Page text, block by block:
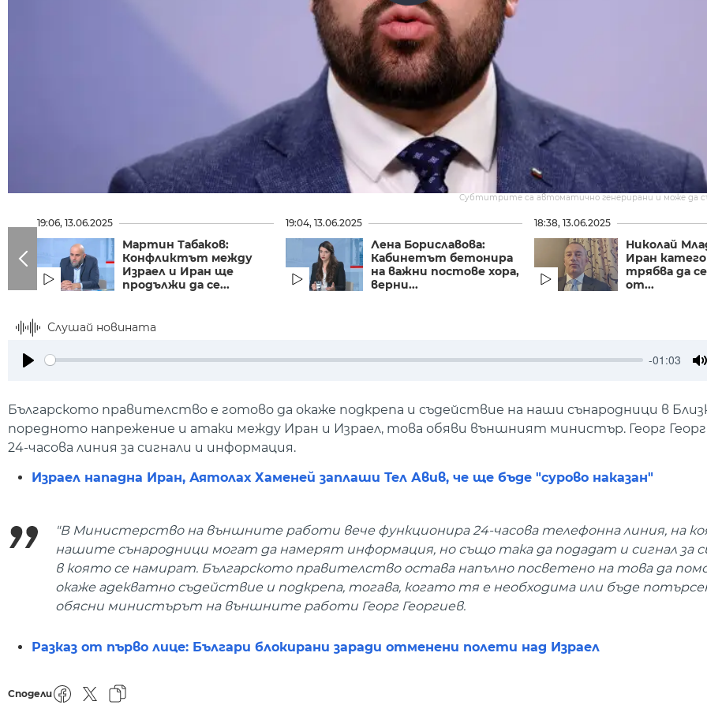
Субтитрите са автоматично генерирани и може да
19:06, 13.06.2025
Мартин Табаков:
Конфликтът между
Израел и Иран ще
продължи да се...
19:04, 13.06.2025
Лена Бориславова:
Кабинетът бетонира
на важни постове хора,
верни...
18:38, 13.06.2025
Николай
Иран
трябва да
от...
Слушай новината
-01:03
Българското правителство е готово да окаже подкрепа и съдействие на наши сънародници в
поредното напрежение и атаки между Иран и Израел, това обяви външният министър. Георг
24-часова линия за сигнали и информация.
Израел нападна Иран, Аятолах Хаменей заплаши Тел Авив, че ще бъде "сурово наказан"
"В Министерство на външните работи вече функционира 24-часова телефонна линия, на
нашите сънародници могат да намерят информация, но също така да подадат и сигнал за
в която се намират. Българското правителство остава напълно посветено на това да
окаже адекватно съдействие и подкрепа, тогава, когато тя е необходима или бъде
обясни министърът на външните работи Георг Георгиев.
Разказ от първо лице: Българи блокирани заради отменени полети над Израел
Сподели